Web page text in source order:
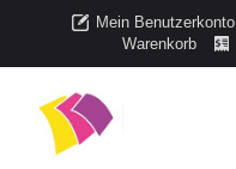
Mein Benutzerkonto
Warenkorb